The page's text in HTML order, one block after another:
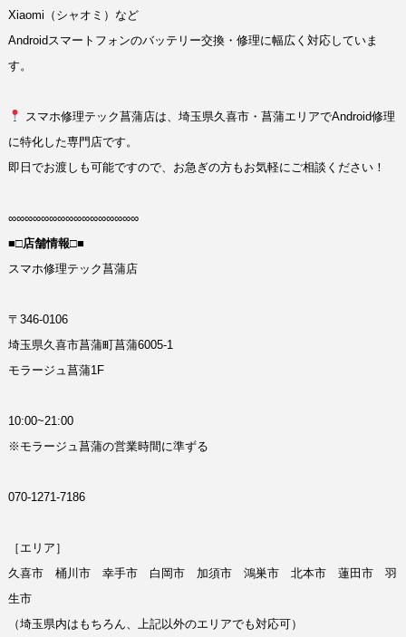
Xiaomi（シャオミ）など
Androidスマートフォンのバッテリー交換・修理に幅広く対応していま
す。
スマホ修理テック菖蒲店は、埼玉県久喜市・菖蒲エリアでAndroid修理
に特化した専門店です。
即日でお渡しも可能ですので、お急ぎの方もお気軽にご相談ください！
∞∞∞∞∞∞∞∞∞∞∞∞∞∞∞∞
■□店舗情報□■
スマホ修理テック菖蒲店
〒346-0106
埼玉県久喜市菖蒲町菖蒲6005-1
モラージュ菖蒲1F
10:00~21:00
※モラージュ菖蒲の営業時間に準ずる
070‐1271‐7186
［エリア］
久喜市 桶川市 幸手市 白岡市 加須市 鴻巣市 北本市 蓮田市 羽
生市
（埼玉県内はもちろん、上記以外のエリアでも対応可）